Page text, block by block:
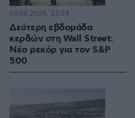
Δεύτερη εβδομάδα
κερδών στη Wall Street:
Νέο ρεκόρ για τον S&P
500
07.08.2026, 23:24